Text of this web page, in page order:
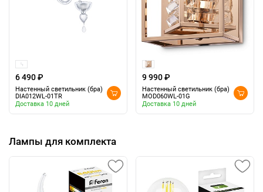
6 490 ₽
Настенный светильник (бра)
DIA012WL-01TR
Доставка 10 дней
9 990 ₽
Настенный светильник (бра)
MOD060WL-01G
Доставка 10 дней
Лампы для комплекта